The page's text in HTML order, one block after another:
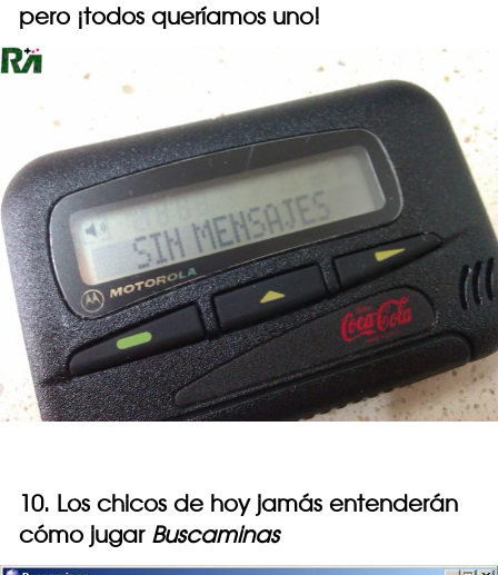
pero ¡todos queríamos uno!
10. Los chicos de hoy jamás entenderán
cómo jugar Buscaminas